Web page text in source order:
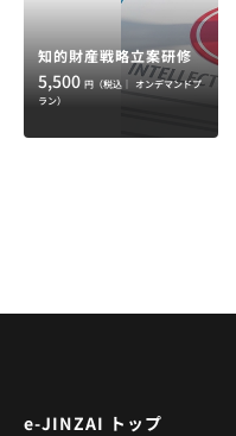
知的財産戦略立案研修
5,500円（税込｜
オンデマンドプ
ラン）
e-JINZAI トップ